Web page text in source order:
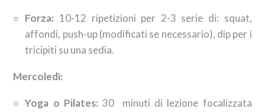
Forza: 10-12 ripetizioni per 2-3 serie di: squat,
affondi, push-up (modificati se necessario), dip per i
tricipiti su una sedia.
Mercoledì:
Yoga o Pilates: 30 minuti di lezione focalizzata